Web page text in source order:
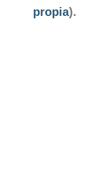
propia).